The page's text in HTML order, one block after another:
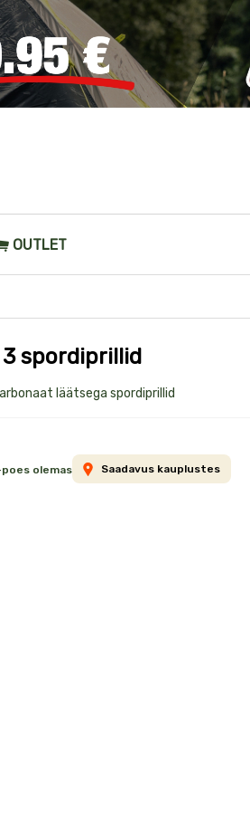
OUTLET
3 spordiprillid
läätsega spordiprillid
poes olemas Saadavus kauplustes